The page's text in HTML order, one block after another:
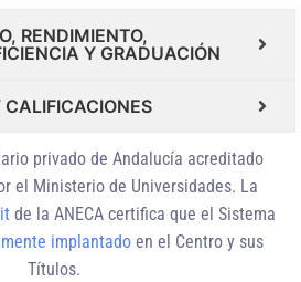
RENDIMIENTO,
Y GRADUACIÓN
CALIFICACIONES
privado de Andalucía acreditado
el Ministerio de Universidades. La
de la ANECA certifica que el Sistema
implantadoen el Centro y sus
Títulos.